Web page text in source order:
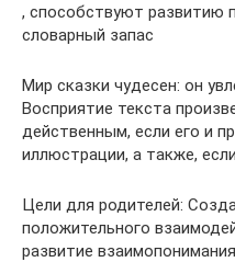
, способствуют развитию
словарный запас
Мир сказки чудесен: он
Восприятие текста
действенным, если его и
иллюстрации, а также,
Цели для родителей:
положительного
развитие